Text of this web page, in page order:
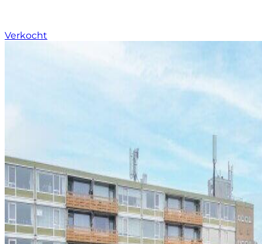
Verkocht